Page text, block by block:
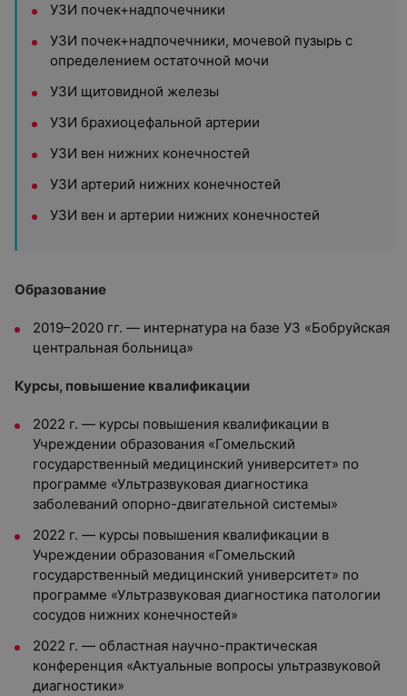
УЗИ почек+надпочечники
УЗИ почек+надпочечники, мочевой пузырь с
определением остаточной мочи
УЗИ щитовидной железы
УЗИ брахиоцефальной артерии
УЗИ вен нижних конечностей
УЗИ артерий нижних конечностей
УЗИ вен и артерии нижних конечностей
Образование
2019–2020 гг. — интернатура на базе УЗ «Бобруйская
центральная больница»
Курсы, повышение квалификации
2022 г. — курсы повышения квалификации в
Учреждении образования «Гомельский
государственный медицинский университет» по
программе «Ультразвуковая диагностика
заболеваний опорно-двигательной системы»
2022 г. — курсы повышения квалификации в
Учреждении образования «Гомельский
государственный медицинский университет» по
программе «Ультразвуковая диагностика патологии
сосудов нижних конечностей»
2022 г. — областная научно-практическая
конференция «Актуальные вопросы ультразвуковой
диагностики»